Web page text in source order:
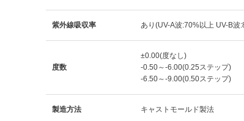
紫外線吸収率 あり(UV-A波:70%以上 UV-B波
度数
±0.00(度なし)
-0.50～-6.00(0.25ステップ)
-6.50～-9.00(0.50ステップ)
製造方法 キャストモールド製法